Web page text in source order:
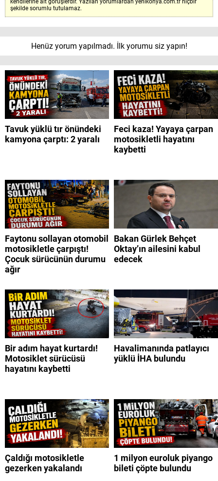
kendilerine ait görüşlerdir. Yazılan yorumlardan yenikonya.com.tr hiçbir
şekilde sorumlu tutulamaz.
Henüz yorum yapılmadı. İlk yorumu siz yapın!
Tavuk yüklü tır önündeki
kamyona çarptı: 2 yaralı
Feci kaza! Yayaya çarpan
motosikletli hayatını
kaybetti
Faytonu sollayan otomobil
motosikletle çarpıştı!
Çocuk sürücünün durumu
ağır
Bakan Gürlek Behçet
Oktay’ın ailesini kabul
edecek
Bir adım hayat kurtardı!
Motosiklet sürücüsü
hayatını kaybetti
Havalimanında patlayıcı
yüklü İHA bulundu
Çaldığı motosikletle
gezerken yakalandı
1 milyon euroluk piyango
bileti çöpte bulundu